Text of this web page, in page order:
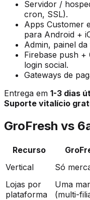
Servidor /
cron, SSL).
Apps Customer
para Android +
Admin, painel
Firebase push +
login social.
Gateways de
Entrega em 1-3 dias
Suporte vitalício
GroFresh vs
Recurso
Vertical
Só
Lojas por
plataforma
Uma
(multi-